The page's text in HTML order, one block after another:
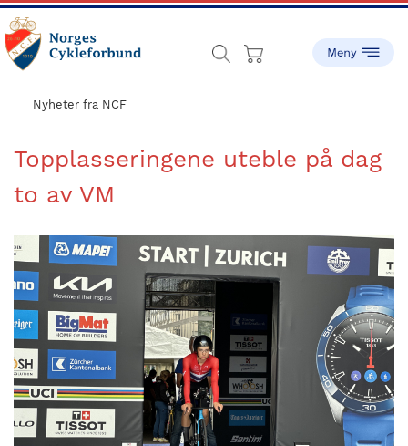
Skip
to
main
content
Skip
to
footer
Cykleforbund
stiftet
1910,
har
gått
fra
være
en
liten
idrett
nasjonalt
til
Nyheter fra NCF
Topplasseringene uteble på dag
to av VM